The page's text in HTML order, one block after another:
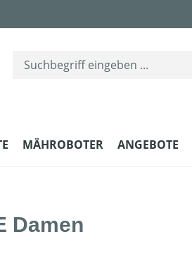
MÄHROBOTER ANGEBOTE
Damen